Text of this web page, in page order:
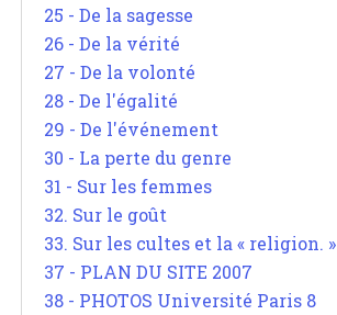
25 - De la sagesse
26 - De la vérité
27 - De la volonté
28 - De l'égalité
29 - De l'événement
30 - La perte du genre
31 - Sur les femmes
32. Sur le goût
33. Sur les cultes et la « religion. »
37 - PLAN DU SITE 2007
38 - PHOTOS Université Paris 8